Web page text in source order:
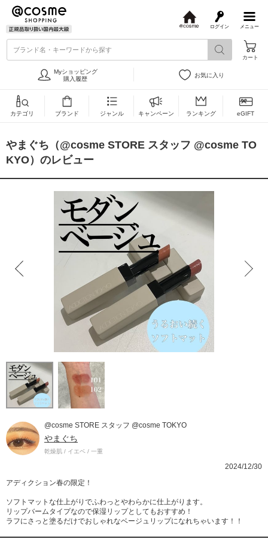
メニュー
ログイン
s
ブランド名・キーワードから探す
カート
Myショッピング
購入履歴
お気に入り
カテゴリ ブランド ジャンル キャンペーン ランキング eGIFT
やまぐち（@cosme STORE スタッフ @cosme TO
KYO）のレビュー
@cosme STORE スタッフ @cosme TOKYO
やまぐち
乾燥肌 / イエベ / 一重
2024/12/30
アディクション春の限定！
ソフトマットな仕上がりでふわっとやわらかに仕上がります。
リップバームタイプなので保湿リップとしてもおすすめ！
ラフにさっと塗るだけでおしゃれなベージュリップになれちゃいます！！